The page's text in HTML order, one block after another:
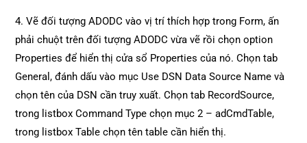
4. Vẽ đối tượng ADODC vào vị trí thích hợp trong Form, ấn
phải chuột trên đối tượng ADODC vừa vẽ rồi chọn option
Properties để hiển thị cửa sổ Properties của nó. Chọn tab
General, đánh dấu vào mục Use DSN Data Source Name và
chọn tên của DSN cần truy xuất. Chọn tab RecordSource,
trong listbox Command Type chọn mục 2 – adCmdTable,
trong listbox Table chọn tên table cần hiển thị.